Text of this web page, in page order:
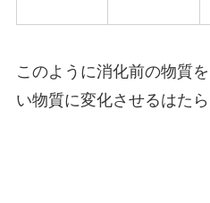
このように消化前の物質
い物質に変化させるはた